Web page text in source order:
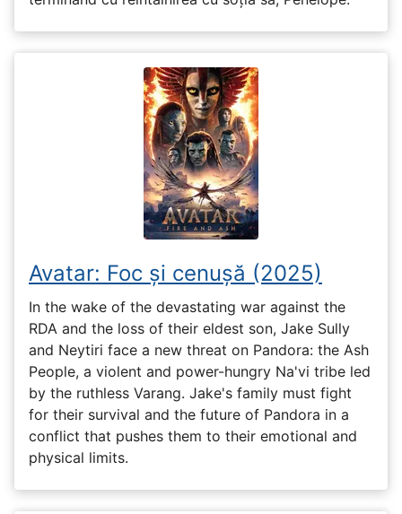
Avatar: Foc și cenușă (2025)
In the wake of the devastating war against the
RDA and the loss of their eldest son, Jake Sully
and Neytiri face a new threat on Pandora: the Ash
People, a violent and power-hungry Na'vi tribe led
by the ruthless Varang. Jake's family must fight
for their survival and the future of Pandora in a
conflict that pushes them to their emotional and
physical limits.